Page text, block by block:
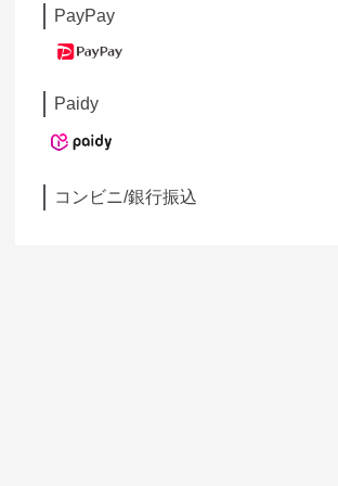
PayPay
Paidy
コンビニ/銀行振込